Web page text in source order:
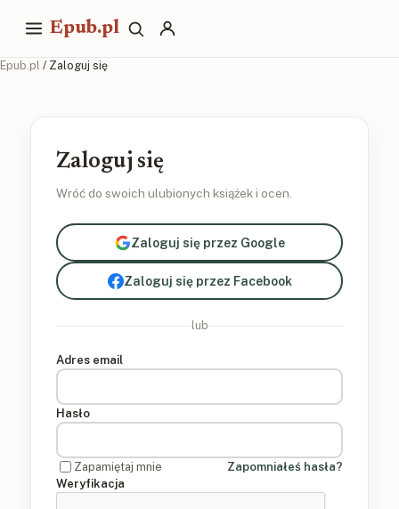
Epub.pl
Epub.pl / Zaloguj się
Zaloguj się
Wróć do swoich ulubionych książek i ocen.
Zaloguj się przez Google
Zaloguj się przez Facebook
lub
Adres email
Hasło
Zapamiętaj mnie
Zapomniałeś hasła?
Weryfikacja